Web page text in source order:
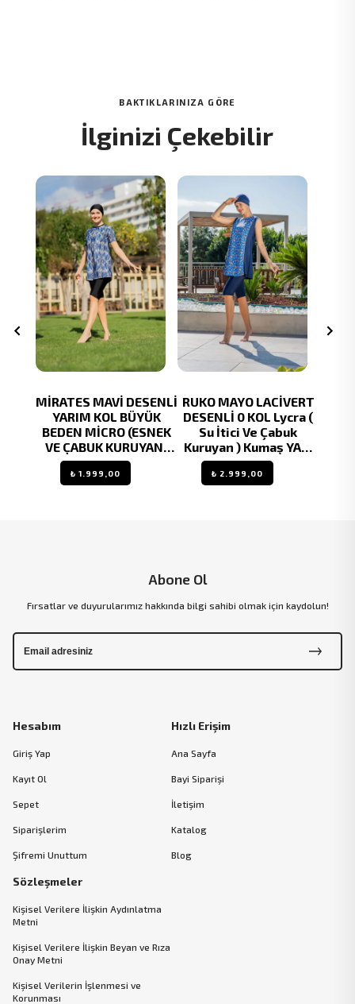
BAKTIKLARINIZA GÖRE
İlginizi Çekebilir
MİRATES MAVİ DESENLİ
YARIM KOL BÜYÜK
BEDEN MİCRO (ESNEK
VE ÇABUK KURUYAN)
KUMAŞ YARI TESETTÜR
MAYO
₺ 1.999,00
RUKO MAYO LACİVERT
DESENLİ 0 KOL Lycra (
Su İtici Ve Çabuk
Kuruyan ) Kumaş YARI
Tesettür Mayo
₺ 2.999,00
Hesabım
Giriş Yap
Kayıt Ol
Sepet
Siparişlerim
Şifremi Unuttum
Hızlı Erişim
Ana Sayfa
Bayi Siparişi
İletişim
Katalog
Blog
Sözleşmeler
Kişisel Verilere İlişkin Aydınlatma
Metni
Kişisel Verilere İlişkin Beyan ve Rıza
Onay Metni
Kişisel Verilerin İşlenmesi ve
Korunması
Abone Ol
Fırsatlar ve duyurularımız hakkında bilgi sahibi olmak için kaydolun!